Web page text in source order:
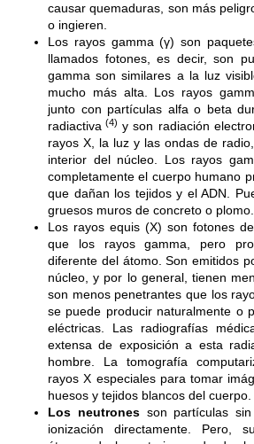
causar quemaduras, son más
o ingieren.
Los rayos gamma (γ) son
llamados fotones, es decir, son
gamma son similares a la luz
mucho más alta. Los rayos
junto con partículas alfa o beta
radiactiva (4) y son radiación
rayos X, la luz y las ondas de
interior del núcleo. Los rayos
completamente el cuerpo humano
que dañan los tejidos y el ADN.
gruesos muros de concreto o plomo.
Los rayos equis (X) son fotones
que los rayos gamma, pero
diferente del átomo. Son emitidos
núcleo, y por lo general, tienen
son menos penetrantes que los
se puede producir naturalmente o
eléctricas. Las radiografías
extensa de exposición a esta
hombre. La tomografía
rayos X especiales para tomar
huesos y tejidos blancos del cuerpo.
Los neutrones son partículas
ionización directamente. Pero,